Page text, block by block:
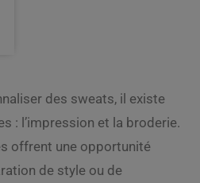
des sweats, il existe
: l’impression et la broderie.
offrent une opportunité
de style ou de